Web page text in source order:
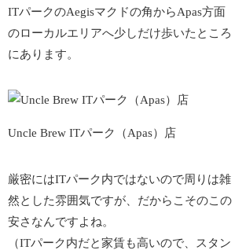
ITパークのAegisマクドの角からApas方面
のローカルエリアへ少しだけ歩いたところ
にあります。
Uncle Brew ITパーク（Apas）店
厳密にはITパーク内ではないので周りは雑
然とした雰囲気ですが、 だからこそのこの
安さ なんですよね。
（ITパーク内だと家賃も高いので、スタン